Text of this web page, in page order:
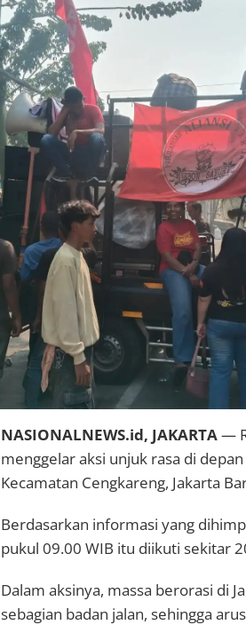
NASIONALNEWS.id, JAKARTA—
menggelar aksi unjuk rasa di
Kecamatan Cengkareng, Jakarta
Berdasarkan informasi yang
pukul 09.00 WIB itu diikuti sekitar
Dalam aksinya, massa berorasi di
sebagian badan jalan, sehingga